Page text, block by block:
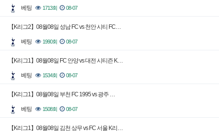
베팅 1713회 08-07
【K리그2】08월08일 성남 FC vs 천안 시티 FC…
베팅 1990회 08-07
【K리그1】08월08일 FC 안양 vs 대전 시티즌 K…
베팅 1534회 08-07
【K리그1】08월08일 부천 FC 1995 vs 광주 …
베팅 1508회 08-07
【K리그1】08월08일 김천 상무 vs FC 서울 K리…